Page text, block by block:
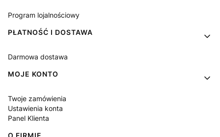
Program lojalnościowy
PŁATNOŚĆ I DOSTAWA
Darmowa dostawa
MOJE KONTO
Twoje zamówienia
Ustawienia konta
Panel Klienta
O FIRMIE